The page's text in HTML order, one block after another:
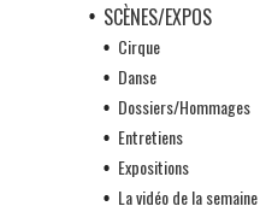
SCÈNES/EXPOS
Cirque
Danse
Dossiers/Hommages
Entretiens
Expositions
La vidéo de la semaine